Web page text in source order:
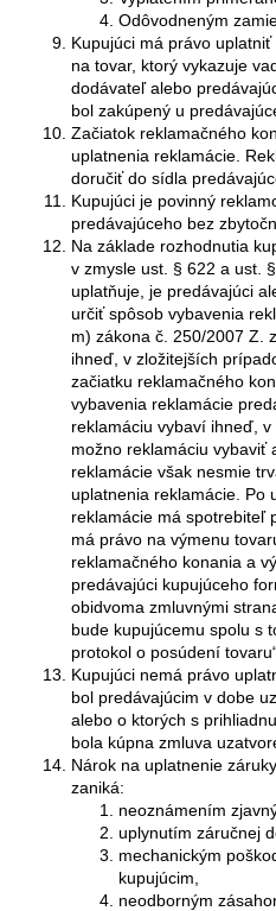
Odôvodneným
Kupujúci má právo
na tovar, ktorý vykazuje
dodávateľ alebo
bol zakúpený u
Začiatok reklamačného
uplatnenia reklamácie.
doručiť do sídla
Kupujúci je povinný
predávajúceho bez
Na základe rozhodnutia
v zmysle ust. § 622 a ust.
uplatňuje, je predávajúci
určiť spôsob vybavenia
m) zákona č. 250/2007 Z.
ihneď, v zložitejších
začiatku reklamačného
vybavenia reklamácie
reklamáciu vybaví ihneď,
možno reklamáciu vybaviť
reklamácie však nesmie
uplatnenia reklamácie. Po
reklamácie má spotrebiteľ
má právo na výmenu
reklamačného konania a
predávajúci kupujúceho
obidvoma zmluvnými
bude kupujúcemu spolu s
protokol o posúdení
Kupujúci nemá právo
bol predávajúcim v dobe
alebo o ktorých s
bola kúpna zmluva
Nárok na uplatnenie
zaniká:
neoznámením
uplynutím záručnej
mechanickým
kupujúcim,
neodborným